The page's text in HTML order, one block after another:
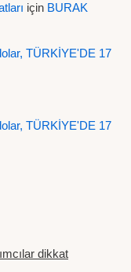
için BURAK
TÜRKİYE'DE 17
TÜRKİYE'DE 17
dikkat